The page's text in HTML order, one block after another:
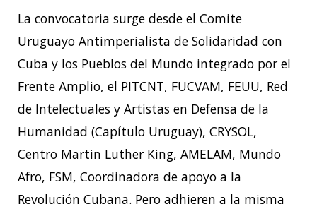
La convocatoria surge desde el Comite
Uruguayo Antimperialista de Solidaridad con
Cuba y los Pueblos del Mundo integrado por el
Frente Amplio, el PITCNT, FUCVAM, FEUU, Red
de Intelectuales y Artistas en Defensa de la
Humanidad (Capítulo Uruguay), CRYSOL,
Centro Martin Luther King, AMELAM, Mundo
Afro, FSM, Coordinadora de apoyo a la
Revolución Cubana. Pero adhieren a la misma